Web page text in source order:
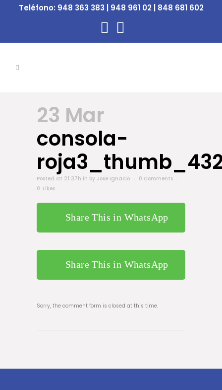
Teléfono: 948 363 383 | 948 961 02 | 848 681 602
23 Mar
consola-
Posted at 21:37h in by Jose Ignacio
0 Comments
0 Likes
Share This in WhatsApp
Share This in WhatsApp
Sorry, the comment form is closed at this time.